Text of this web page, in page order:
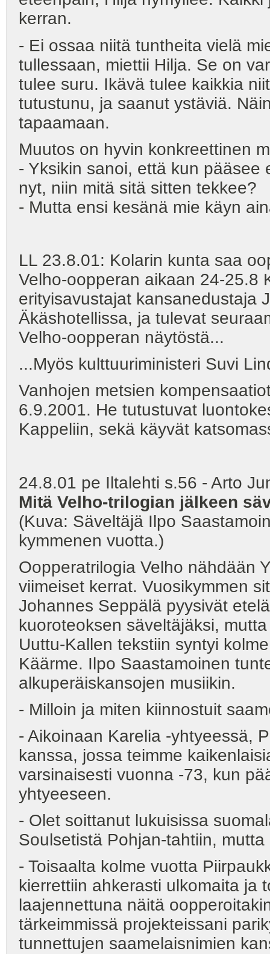
kerran.
- Ei ossaa niitä tuntheita vielä
tullessaan, miettii Hilja. Se on
tulee suru. Ikävä tulee kaikkia
tutustunu, ja saanut ystäviä.
tapaamaan.
Muutos on hyvin konkreettinen
- Yksikin sanoi, että kun pääsee
nyt, niin mitä sitä sitten tekkee?
- Mutta ensi kesänä mie käyn
LL 23.8.01: Kolarin kunta saa
Velho-oopperan aikaan 24-25.8
erityisavustajat kansanedustaja
Äkäshotellissa, ja tulevat
Velho-oopperan näytöstä...
...Myös kulttuuriministeri Suvi
Vanhojen metsien
6.9.2001. He tutustuvat
Kappeliin, sekä käyvät
24.8.01 pe Iltalehti s.56 - Arto
Mitä Velho-trilogian jälkeen
(Kuva: Säveltäjä Ilpo
kymmenen vuotta.)
Oopperatrilogia Velho nähdään
viimeiset kerrat. Vuosikymmen
Johannes Seppälä pyysivät
kuoroteoksen säveltäjäksi,
Uuttu-Kallen tekstiin syntyi
Käärme. Ilpo Saastamoinen
alkuperäiskansojen musiikin.
- Milloin ja miten kiinnostuit
- Aikoinaan Karelia -yhtyeessä,
kanssa, jossa teimme
varsinaisesti vuonna -73, kun
yhtyeeseen.
- Olet soittanut lukuisissa
Soulsetistä Pohjan-tahtiin,
- Toisaalta kolme vuotta
kierrettiin ahkerasti ulkomaita ja
laajennettuna näitä
tärkeimmissä projekteissani
tunnettujen saamelaisnimien